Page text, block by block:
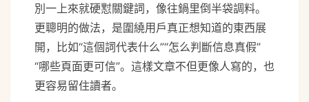
別一上來就硬懟關鍵詞，像往鍋里倒半袋調料。
更聰明的做法，是圍繞用戶真正想知道的東西展
開，比如“這個詞代表什么”“怎么判斷信息真假”
“哪些頁面更可信”。這樣文章不但更像人寫的，也
更容易留住讀者。